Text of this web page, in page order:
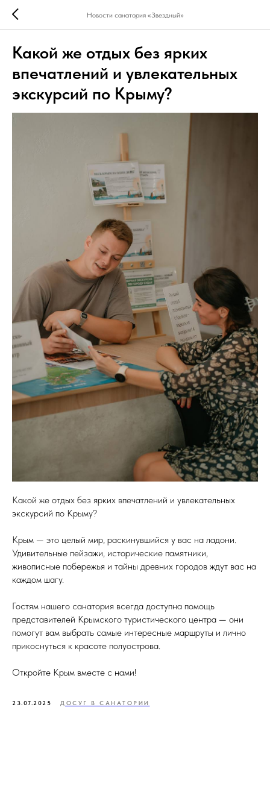
Новости санатория «Звездный»
Какой же отдых без ярких
впечатлений и увлекательных
экскурсий по Крыму?
Какой же отдых без ярких впечатлений и увлекательных
экскурсий по Крыму?
Крым — это целый мир, раскинувшийся у вас на ладони.
Удивительные пейзажи, исторические памятники,
живописные побережья и тайны древних городов ждут вас на
каждом шагу.
Гостям нашего санатория всегда доступна помощь
представителей Крымского туристического центра — они
помогут вам выбрать самые интересные маршруты и лично
прикоснуться к красоте полуострова.
Откройте Крым вместе с нами!
23.07.2025 ДОСУГ В САНАТОРИИ